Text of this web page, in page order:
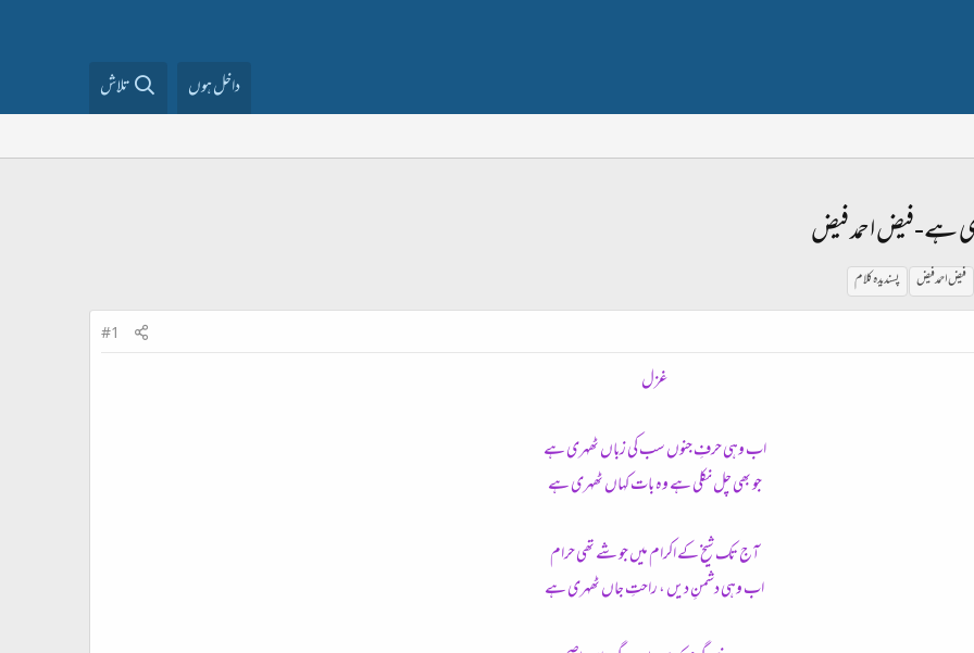
داخل ہوں تلاش
ہے-فیض احمد فیض
فیض احمد فیض پسندیدہ کلام
#1
غزل
اب وہی حرفِ جنوں سب کی زباں ٹھہری ہے
جو بھی چل نکلی ہے وہ بات کہاں ٹھہری ہے
آج تک شیخ کے اکرام میں جو شے تھی حرام
اب وہی دشمنِ دیں ، راحتِ جاں ٹھہری ہے